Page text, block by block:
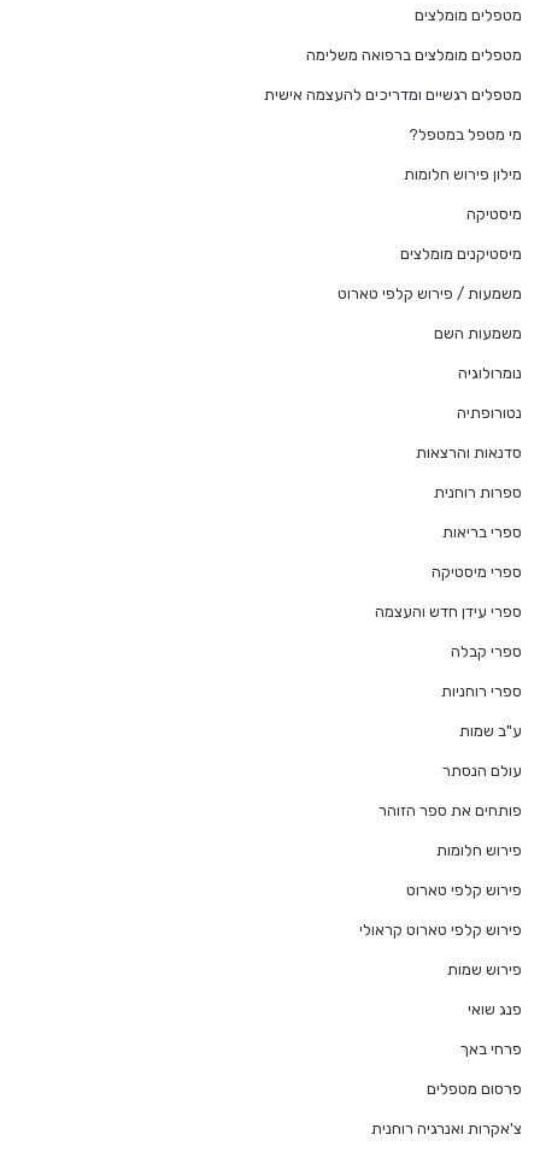
מטפלים מומלצים
מטפלים מומלצים ברפואה משלימה
מטפלים רגשיים ומדריכים להעצמה אישית
מי מטפל במטפל?
מילון פירוש חלומות
מיסטיקה
מיסטיקנים מומלצים
משמעות / פירוש קלפי טארוט
משמעות השם
נומרולוגיה
נטורופתיה
סדנאות והרצאות
ספרות רוחנית
ספרי בריאות
ספרי מיסטיקה
ספרי עידן חדש והעצמה
ספרי קבלה
ספרי רוחניות
ע"ב שמות
עולם הנסתר
פותחים את ספר הזוהר
פירוש חלומות
פירוש קלפי טארוט
פירוש קלפי טארוט קראולי
פירוש שמות
פנג שואי
פרחי באך
פרסום מטפלים
צ'אקרות ואנרגיה רוחנית